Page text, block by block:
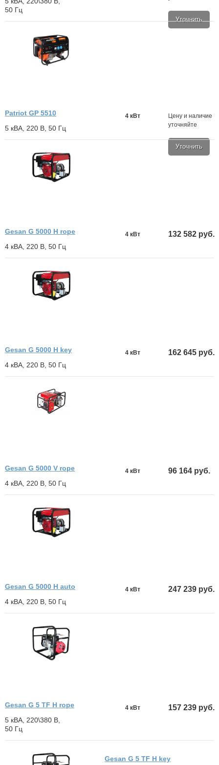
50 Гц
Уточнить
Patriot GP 5510
5 кВА, 220 В, 50 Гц
Цену и наличие
уточняйте
Уточнить
4 кВт
Gesan G 5000 H rope
4 кВА, 220 В, 50 Гц
132 582 руб.
4 кВт
Gesan G 5000 H key
4 кВА, 220 В, 50 Гц
162 645 руб.
4 кВт
Gesan G 5000 V rope
4 кВА, 220 В, 50 Гц
96 164 руб.
4 кВт
Gesan G 5000 H auto
4 кВА, 220 В, 50 Гц
247 239 руб.
4 кВт
Gesan G 5 TF H rope
5 кВА, 220\380 В,
50 Гц
157 239 руб.
4 кВт
Gesan G 5 TF H key